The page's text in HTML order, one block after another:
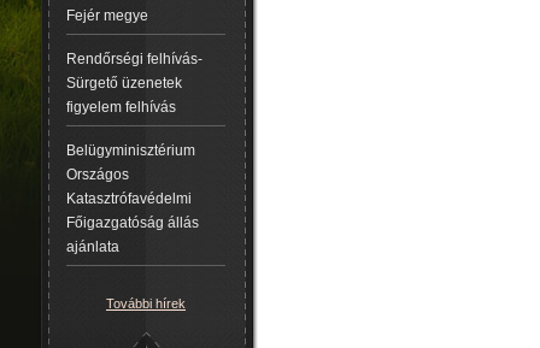
Fejér megye
Rendőrségi felhívás-
Sürgető üzenetek
figyelem felhívás
Belügyminisztérium
Országos
Katasztrófavédelmi
Főigazgatóság állás
ajánlata
További hírek